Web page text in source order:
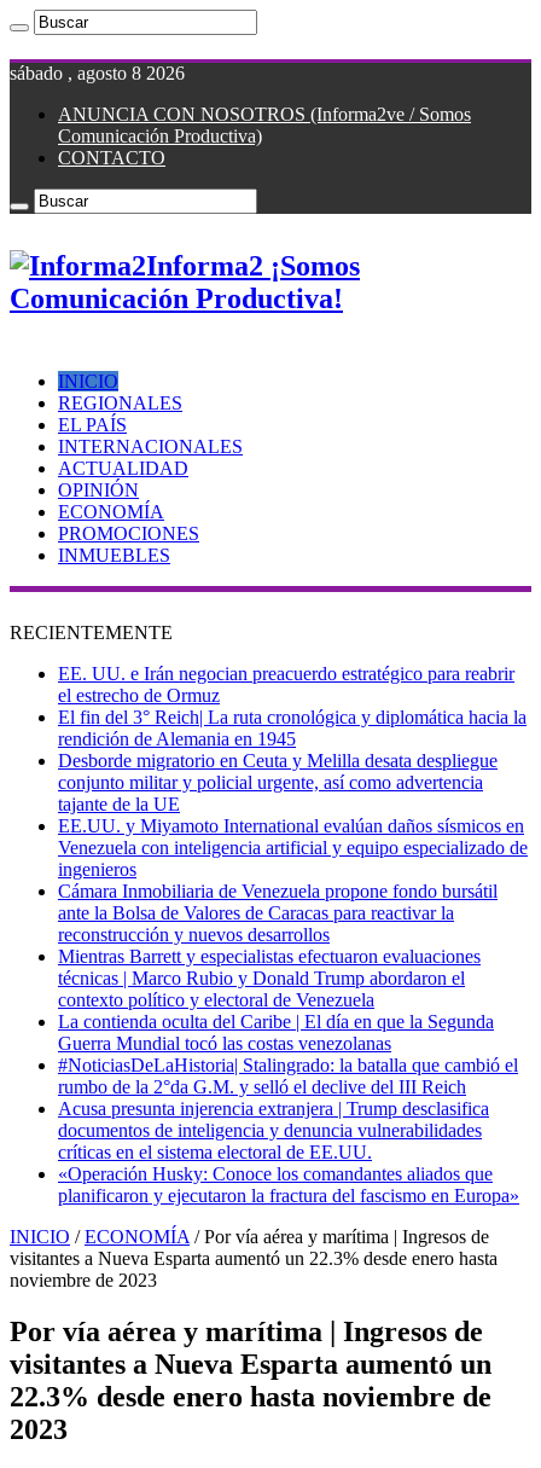
sábado , agosto 8 2026
ANUNCIA CON NOSOTROS (Informa2ve / Somos
Comunicación Productiva)
CONTACTO
Informa2 ¡Somos
Comunicación Productiva!
INICIO
REGIONALES
EL PAÍS
INTERNACIONALES
ACTUALIDAD
OPINIÓN
ECONOMÍA
PROMOCIONES
INMUEBLES
RECIENTEMENTE
EE. UU. e Irán negocian preacuerdo estratégico para reabrir
el estrecho de Ormuz
El fin del 3° Reich| La ruta cronológica y diplomática hacia la
rendición de Alemania en 1945
Desborde migratorio en Ceuta y Melilla desata despliegue
conjunto militar y policial urgente, así como advertencia
tajante de la UE
EE.UU. y Miyamoto International evalúan daños sísmicos en
Venezuela con inteligencia artificial y equipo especializado de
ingenieros
Cámara Inmobiliaria de Venezuela propone fondo bursátil
ante la Bolsa de Valores de Caracas para reactivar la
reconstrucción y nuevos desarrollos
Mientras Barrett y especialistas efectuaron evaluaciones
técnicas | Marco Rubio y Donald Trump abordaron el
contexto político y electoral de Venezuela
La contienda oculta del Caribe | El día en que la Segunda
Guerra Mundial tocó las costas venezolanas
#NoticiasDeLaHistoria| Stalingrado: la batalla que cambió el
rumbo de la 2°da G.M. y selló el declive del III Reich
Acusa presunta injerencia extranjera | Trump desclasifica
documentos de inteligencia y denuncia vulnerabilidades
críticas en el sistema electoral de EE.UU.
«Operación Husky: Conoce los comandantes aliados que
planificaron y ejecutaron la fractura del fascismo en Europa»
INICIO / ECONOMÍA / Por vía aérea y marítima | Ingresos de
visitantes a Nueva Esparta aumentó un 22.3% desde enero hasta
noviembre de 2023
Por vía aérea y marítima | Ingresos de
visitantes a Nueva Esparta aumentó un
22.3% desde enero hasta noviembre de
2023